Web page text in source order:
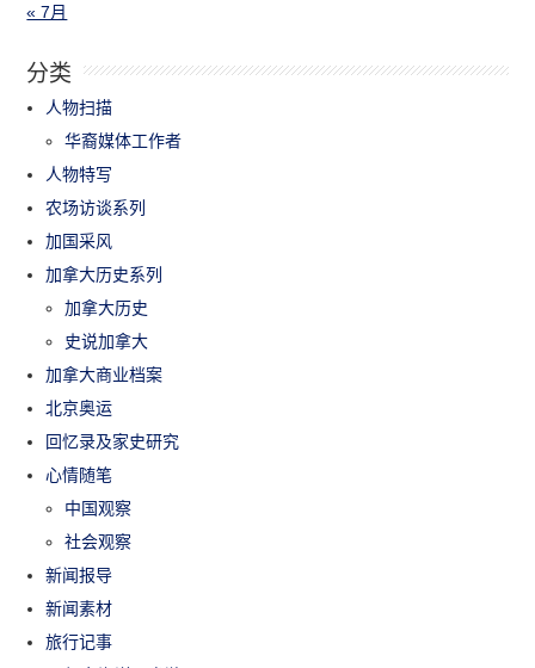
« 7月
分类
人物扫描
华裔媒体工作者
人物特写
农场访谈系列
加国采风
加拿大历史系列
加拿大历史
史说加拿大
加拿大商业档案
北京奥运
回忆录及家史研究
心情随笔
中国观察
社会观察
新闻报导
新闻素材
旅行记事